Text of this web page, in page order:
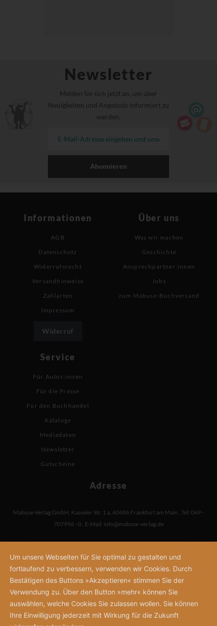
Newsletter
Melden Sie sich jetzt an, um über
Neuigkeiten und Angebote informiert zu
werden.
Abonnieren
Informationen
AGB
Datenschutz
Widerrufsrecht
Versandhinweise
Zahlarten
Impressum
Widerruf
Über uns
Was wir machen
Geschichte
Ansprechpartner:innen
Jobs
zum Mabuse-Buchversand
Service
Für Autor:innen
Für die Presse
Für den Buchhandel
Kataloge
Mediadaten
Newsletter
Gutscheine
Adresse
Mabuse-Verlag GmbH, Kasseler Str. 1 a, 60486 Frankfurt am Main , Tel: 069 -
707996 - 0 , E-Mail: info@mabuse-verlag.de
Um unsere Webseiten für Sie optimal zu gestalten und
fortlaufend zu verbessern, verwenden wir Cookies. Durch
Bestätigen des Buttons »Akzeptieren« stimmen Sie der
Verwendung zu. Über den Button »mehr« können Sie
auswählen, welche Cookies Sie zulassen wollen. Sie können
Ihre Einwilligung jederzeit mit Wirkung für die Zukunft